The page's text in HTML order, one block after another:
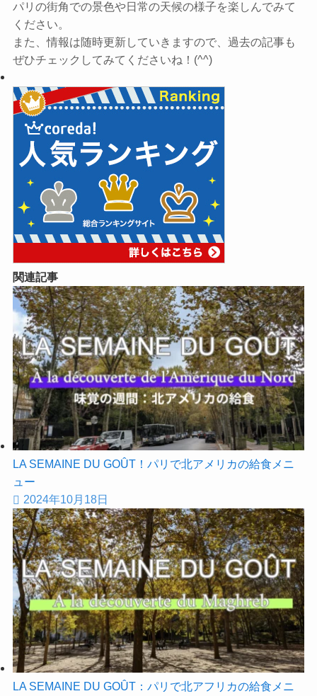
パリの街角での景色や日常の天候の様子を楽しんでみて
ください。
また、情報は随時更新していきますので、過去の記事も
ぜひチェックしてみてくださいね！(^^)
関連記事
LA SEMAINE DU GOÛT！パリで北アメリカの給食メニ
ュー
2024年10月18日
LA SEMAINE DU GOÛT：パリで北アフリカの給食メニ